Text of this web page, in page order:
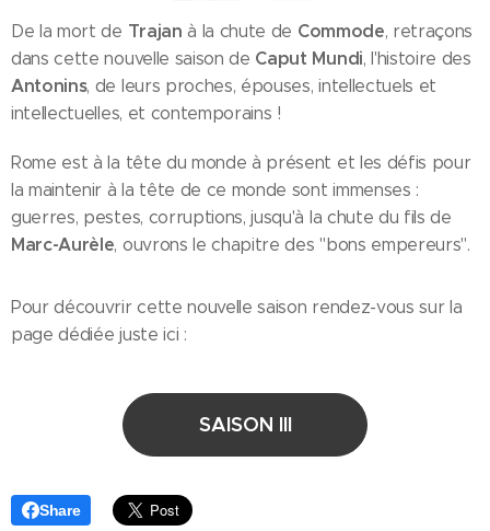
De la mort de Trajan à la chute de Commode, retraçons
dans cette nouvelle saison de Caput Mundi, l'histoire des
Antonins, de leurs proches, épouses, intellectuels et
intellectuelles, et contemporains !
Rome est à la tête du monde à présent et les défis pour
la maintenir à la tête de ce monde sont immenses :
guerres, pestes, corruptions, jusqu'à la chute du fils de
Marc-Aurèle, ouvrons le chapitre des "bons empereurs".
Pour découvrir cette nouvelle saison rendez-vous sur la
page dédiée juste ici :
SAISON III
Share